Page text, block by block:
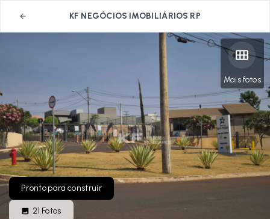
KF NEGÓCIOS IMOBILIÁRIOS RP
Mais fotos
Pronto para construir
21 Fotos